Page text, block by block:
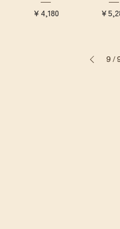
価格
￥4,180
価格
￥
9 /